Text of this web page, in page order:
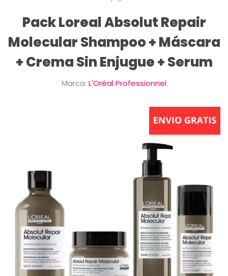
Pack Loreal Absolut Repair
Molecular Shampoo + Máscara
+ Crema Sin Enjugue + Serum
Marca: L'Oréal Professionnel